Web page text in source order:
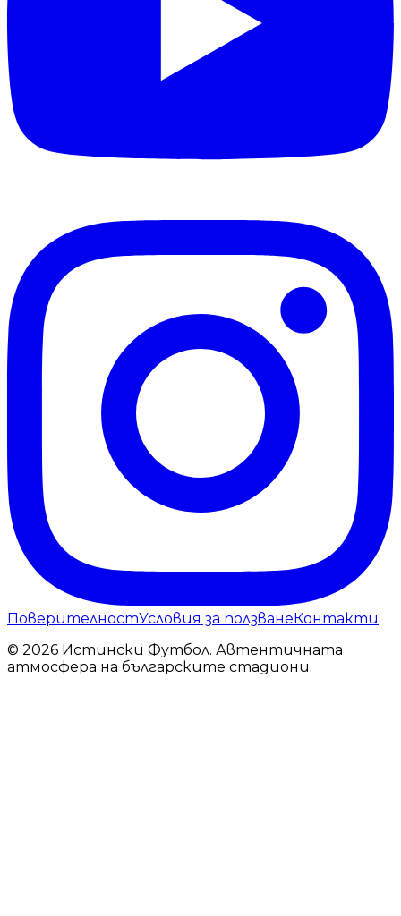
ПоверителностУсловия за ползванеКонтакти
© 2026 Истински Футбол. Автентичната
атмосфера на българските стадиони.